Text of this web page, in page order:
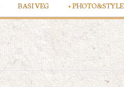
BASI VEG PHOTO&STYLE
+